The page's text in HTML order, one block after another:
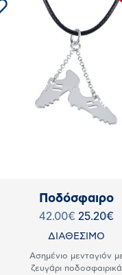
Ποδόσφαιρο
42.00€ 25.20€
ΔΙΑΘΕΣΙΜΟ
Ασημένιο μενταγιόν
ζευγάρι ποδοσφαιρικά